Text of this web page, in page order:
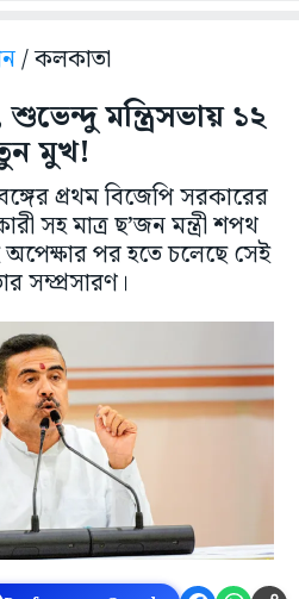
/ কলকাতা
মন্ত্রিসভায় ১২
মুখ!
প্রথম বিজেপি সরকারের
সহ মাত্র ছ’জন মন্ত্রী শপথ
অপেক্ষার পর হতে চলেছে সেই
সম্প্রসারণ।